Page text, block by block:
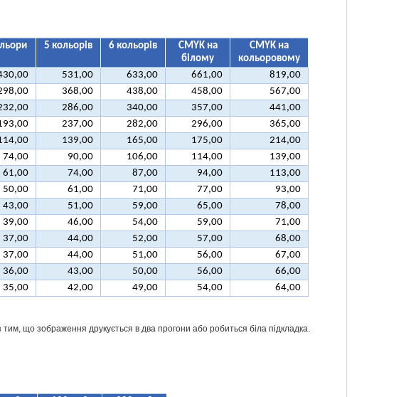
5 кольорів 6 кольорів
CMYK на
білому
CMYK на
кольоровому
531,00 633,00 661,00
819,00
368,00 438,00 458,00
567,00
286,00 340,00 357,00
441,00
237,00 282,00 296,00
365,00
139,00 165,00 175,00
214,00
74,00 90,00 106,00 114,00
139,00
61,00 74,00 87,00 94,00
113,00
50,00 61,00 71,00 77,00
93,00
43,00 51,00 59,00 65,00
78,00
39,00 46,00 54,00 59,00
71,00
37,00 44,00 52,00 57,00
68,00
37,00 44,00 51,00 56,00
67,00
36,00 43,00 50,00 56,00
66,00
35,00 42,00 49,00 54,00 64,00
тим, що зображення друкується в два прогони або робиться біла підкладка.